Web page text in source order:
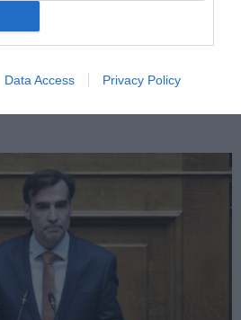
Data Access Privacy Policy
μπορεί η κάθε χώρα
της για το